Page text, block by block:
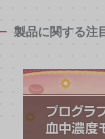
製品に関する注